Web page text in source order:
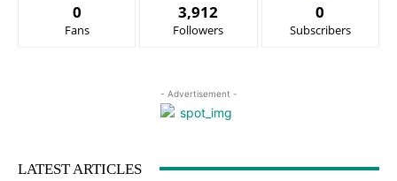
0
Fans
3,912
Followers
0
Subscribers
- Advertisement -
LATEST ARTICLES